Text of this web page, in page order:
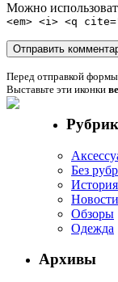
Можно
<em> <i> <q
Перед отправкой
Выставьте эти иконки
Без
История
Новости
Обзоры
Одежда
Архивы